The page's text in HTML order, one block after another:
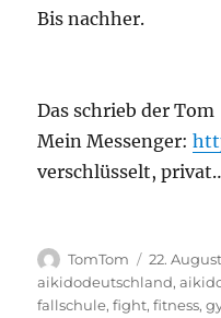
Bis nachher.
Das schrieb der Tom
Mein Messenger:
verschlüsselt,
Autor
TomTom
am
22.
aikidodeutschland,
fallschule,fight,fitness,